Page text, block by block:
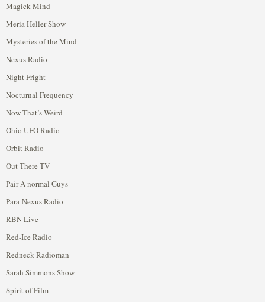
Magick Mind
Meria Heller Show
Mysteries of the Mind
Nexus Radio
Night Fright
Nocturnal Frequency
Now That’s Weird
Ohio UFO Radio
Orbit Radio
Out There TV
Pair A normal Guys
Para-Nexus Radio
RBN Live
Red-Ice Radio
Redneck Radioman
Sarah Simmons Show
Spirit of Film